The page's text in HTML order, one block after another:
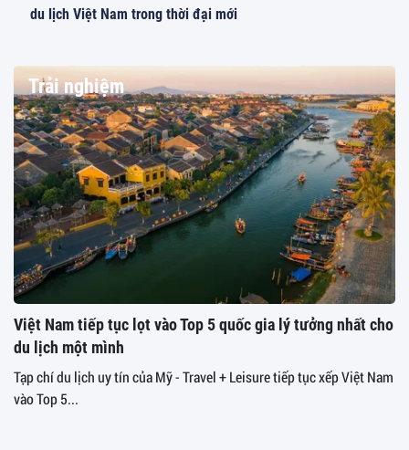
du lịch Việt Nam trong thời đại mới
Trải nghiệm
Việt Nam tiếp tục lọt vào Top 5 quốc gia lý tưởng nhất cho
du lịch một mình
Tạp chí du lịch uy tín của Mỹ - Travel + Leisure tiếp tục xếp Việt Nam
vào Top 5...